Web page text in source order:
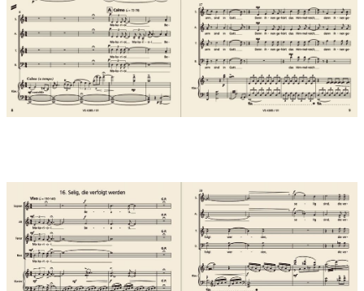
Nr. 5 Interludium: UNSER TROHTIN HAT FARSALT…
Unser throhtin hat farsalt sancte petre giuualt / daz er mac
ginerian / ze imo dingenten man.
Kyrie, elesyon! Christe, eleyson! (Unser Herr hat St. Petrus die
Gewalt übertragen, dass er retten kann den zu ihm hoffenden
Mann)
Er hapet auch mit uuortoun himilriches portun / dar in mach er
skerian / den er uuili nerian / Kyrie, eleyson! Christe, eleyson!
(Bitten wir den Vertrauten Gottes, alle zusammen überlaut,
dass er uns Verlorenen gewähre Gnade!) (Petrus-Lied, 8.
Jahrhundert)
Nr. 6 SELIG DIE SANFTMÜTIGEN…
Chor: Makarioi, Beati, Selig!
Selig, die Sanftmütigen, denn sie werden das Land erben
(Math. 5, 5)